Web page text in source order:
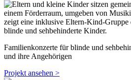
Familienkonzerte für blinde und
und ihre Angehörigen
Projekt ansehen >